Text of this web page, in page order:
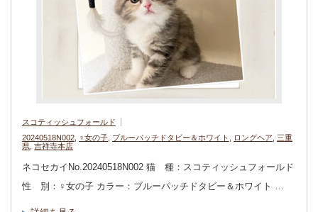
スコティッシュフォールド
20240518N002
♀女の子 ブルーパッチドタビー＆ホワイト ロングヘア
三重
県 吉祥寺本店
ネコセカイNo.20240518N002 猫 種：スコティッシュフォールド
性 別：♀女の子 カラー：ブルーパッチドタビー＆ホワイト …